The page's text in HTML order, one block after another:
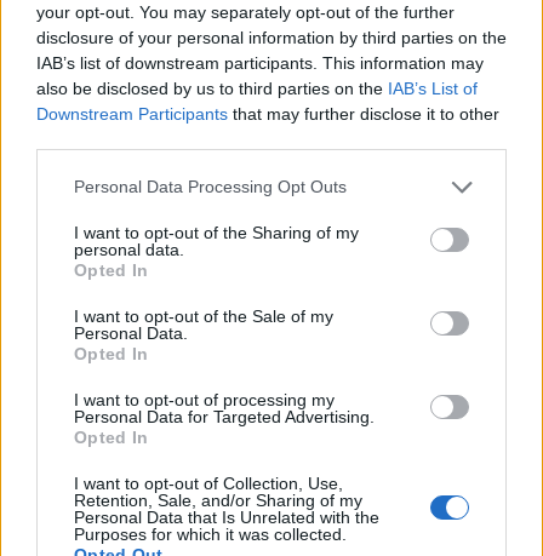
your opt-out. You may separately opt-out of the further
disclosure of your personal information by third parties on the
IAB’s list of downstream participants. This information may
also be disclosed by us to third parties on the IAB’s List of
Downstream Participants that may further disclose it to other
Please note that this website/app uses one or more Google
not limited to your visit or usage behaviour. You may click to
grant or deny consent to Google and its third-party tags to
use your data for below specified purposes in below Google
consent section.
Personal Data Processing Opt Outs
I want to opt-out of the Sharing of my
personal data.
Opted In
I want to opt-out of the Sale of my
Personal Data.
Opted In
I want to opt-out of processing my
Personal Data for Targeted Advertising.
Opted In
I want to opt-out of Collection, Use,
Retention, Sale, and/or Sharing of my
Personal Data that Is Unrelated with the
Purposes for which it was collected.
felolvasóesten Márai Sándor és felesége, Lola írásait állítják
egymás mellé. Egy házasság, két eltérő hang: Márai íróként,
reflektáltan, a nyilvánosság tudatában ír; Lola leginkább
magának, merengve a legintimebb dolgokról. A
párbeszédbe állított naplókon keresztül pillanthatunk be egy
több mint fél évszázados kapcsolat legkülönfélébb
pillanataiba.